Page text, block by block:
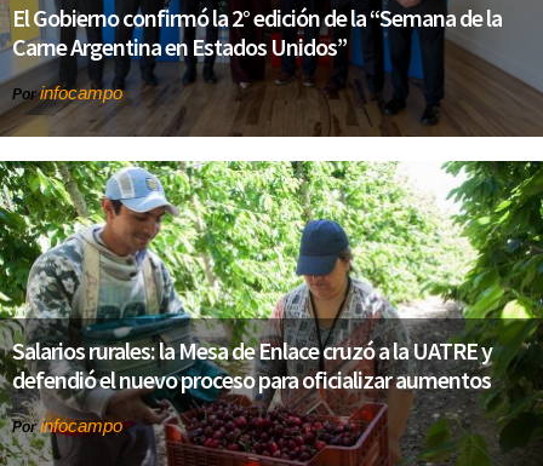
El Gobierno confirmó la 2° edición de la “Semana de la
Carne Argentina en Estados Unidos”
Porinfocampo
Salarios rurales: la Mesa de Enlace cruzó a la UATRE y
defendió el nuevo proceso para oficializar aumentos
Porinfocampo